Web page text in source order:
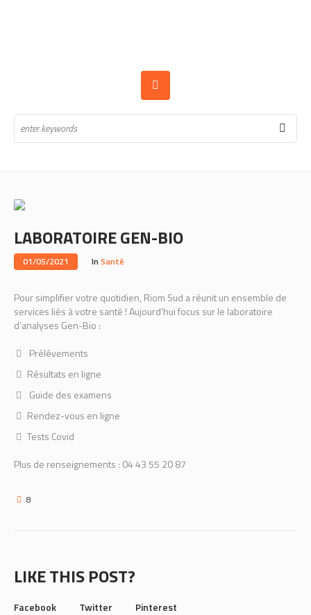
LABORATOIRE GEN-BIO
01/05/2021 In Santé
Pour simplifier votre quotidien, Riom Sud a réunit un ensemble de
services liés à votre santé ! Aujourd’hui focus sur le laboratoire
d’analyses Gen-Bio :
Prélévements
Résultats en ligne
Guide des examens
Rendez-vous en ligne
Tests Covid
Plus de renseignements : 04 43 55 20 87
8
LIKE THIS POST?
Facebook Twitter Pinterest